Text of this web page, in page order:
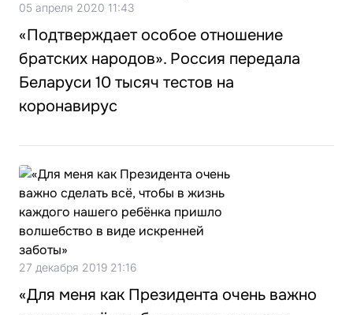
05 апреля 2020 11:43
«Подтверждает особое отношение
братских народов». Россия передала
Беларуси 10 тысяч тестов на
коронавирус
27 декабря 2019 21:16
«Для меня как Президента очень важно